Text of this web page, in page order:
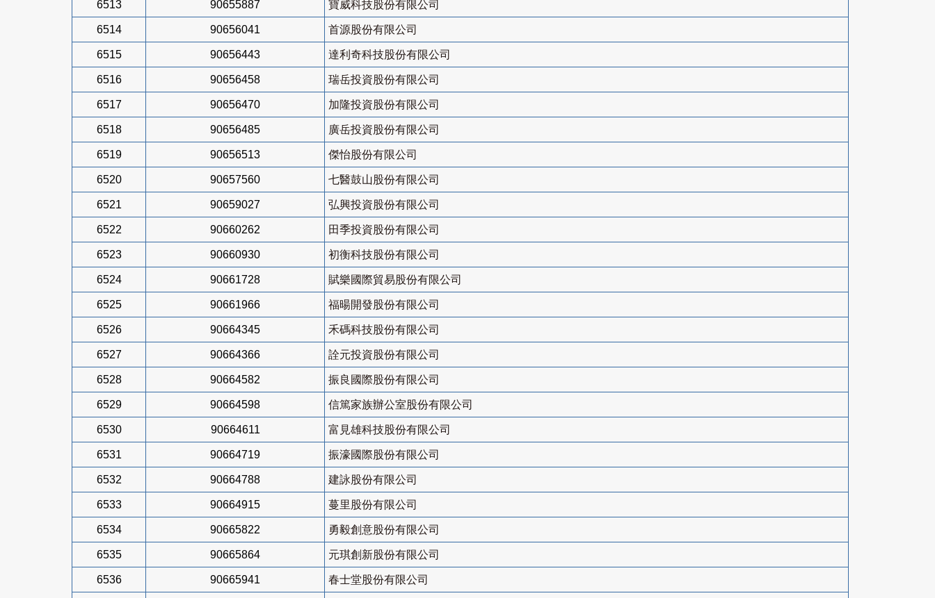
6513 90655887 寶威科技股份有限公司
6514 90656041 首源股份有限公司
6515 90656443 達利奇科技股份有限公司
6516 90656458 瑞岳投資股份有限公司
6517 90656470 加隆投資股份有限公司
6518 90656485 廣岳投資股份有限公司
6519 90656513 傑怡股份有限公司
6520 90657560 七醫鼓山股份有限公司
6521 90659027 弘興投資股份有限公司
6522 90660262 田季投資股份有限公司
6523 90660930 初衡科技股份有限公司
6524 90661728 賦樂國際貿易股份有限公司
6525 90661966 福暘開發股份有限公司
6526 90664345 禾碼科技股份有限公司
6527 90664366 詮元投資股份有限公司
6528 90664582 振良國際股份有限公司
6529 90664598 信篤家族辦公室股份有限公司
6530 90664611 富見雄科技股份有限公司
6531 90664719 振濠國際股份有限公司
6532 90664788 建詠股份有限公司
6533 90664915 蔓里股份有限公司
6534 90665822 勇毅創意股份有限公司
6535 90665864 元琪創新股份有限公司
6536 90665941 春士堂股份有限公司